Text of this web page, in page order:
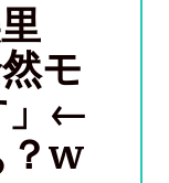
モ
」←
？w